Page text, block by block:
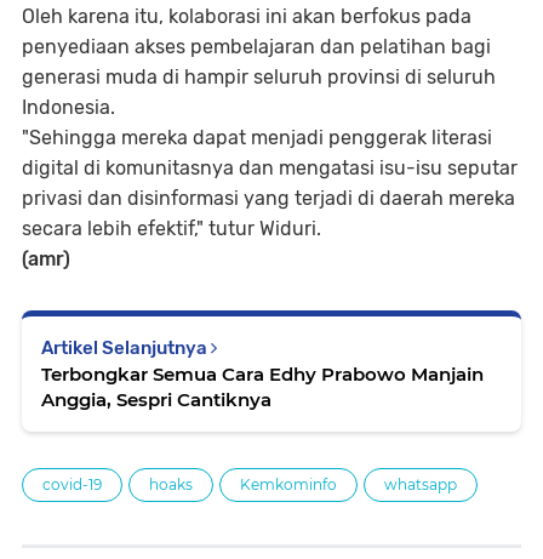
Oleh karena itu, kolaborasi ini akan berfokus pada
penyediaan akses pembelajaran dan pelatihan bagi
generasi muda di hampir seluruh provinsi di seluruh
Indonesia.
"Sehingga mereka dapat menjadi penggerak literasi
digital di komunitasnya dan mengatasi isu-isu seputar
privasi dan disinformasi yang terjadi di daerah mereka
secara lebih efektif," tutur Widuri.
(amr)
Artikel Selanjutnya
Terbongkar Semua Cara Edhy Prabowo Manjain
Anggia, Sespri Cantiknya
covid-19 hoaks Kemkominfo whatsapp